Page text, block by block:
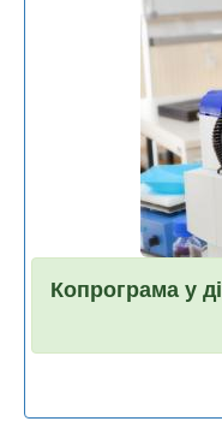
Копрограма у